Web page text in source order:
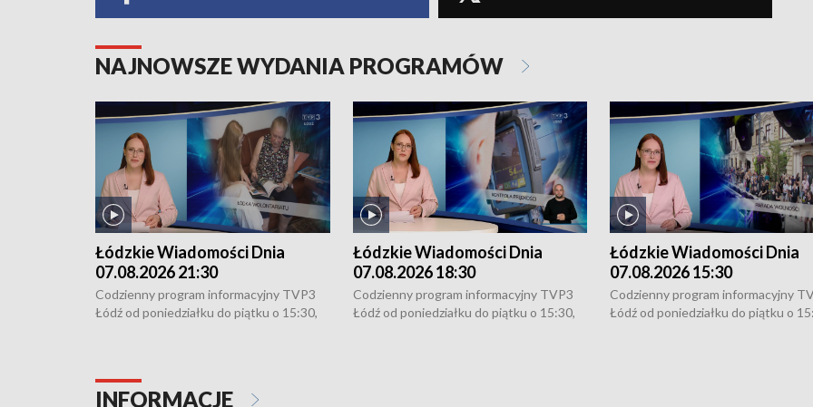
NAJNOWSZE WYDANIA PROGRAMÓW
Łódzkie Wiadomości Dnia
07.08.2026 21:30
Codzienny program informacyjny TVP3
Łódź od poniedziałku do piątku o 15:30,
Łódzkie Wiadomości Dnia
07.08.2026 18:30
Codzienny program informacyjny TVP3
Łódź od poniedziałku do piątku o 15:30,
Łódzkie Wiadomości Dnia
07.08.2026 15:30
Codzienny program informacyjny
Łódź od poniedziałku do piątku o
INFORMACJE